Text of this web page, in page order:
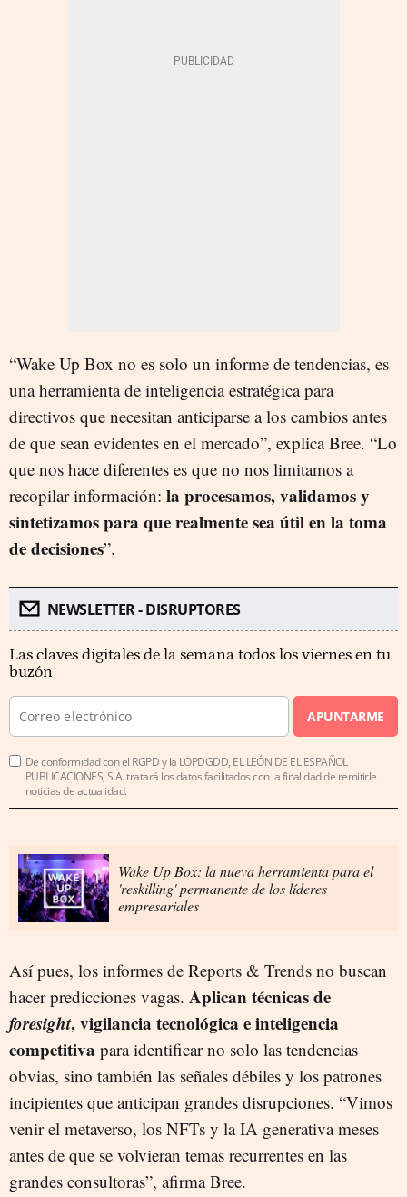
“Wake Up Box no es solo un informe de tendencias, es
una herramienta de inteligencia estratégica para
directivos que necesitan anticiparse a los cambios antes
de que sean evidentes en el mercado”, explica Bree. “Lo
que nos hace diferentes es que no nos limitamos a
recopilar información: la procesamos, validamos y
sintetizamos para que realmente sea útil en la toma
de decisiones”.
NEWSLETTER - DISRUPTORES
Las claves digitales de la semana todos los viernes en tu
buzón
APUNTARME
De conformidad con el RGPD y la LOPDGDD, EL LEÓN DE EL ESPAÑOL
PUBLICACIONES, S.A. tratará los datos facilitados con la finalidad de remitirle
noticias de actualidad.
Wake Up Box: la nueva herramienta para el
'reskilling' permanente de los líderes
empresariales
Así pues, los informes de Reports & Trends no buscan
hacer predicciones vagas. Aplican técnicas de
foresight, vigilancia tecnológica e inteligencia
competitiva para identificar no solo las tendencias
obvias, sino también las señales débiles y los patrones
incipientes que anticipan grandes disrupciones. “Vimos
venir el metaverso, los NFTs y la IA generativa meses
antes de que se volvieran temas recurrentes en las
grandes consultoras”, afirma Bree.